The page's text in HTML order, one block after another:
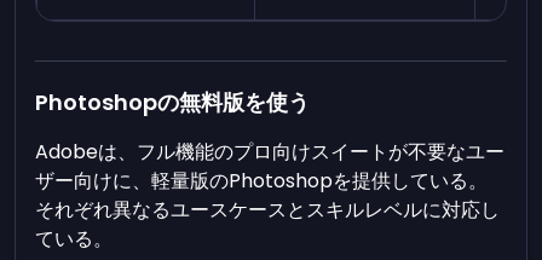
Photoshopの無料版を使う
Adobeは、フル機能のプロ向けスイートが不要なユー
ザー向けに、軽量版のPhotoshopを提供している。
それぞれ異なるユースケースとスキルレベルに対応し
ている。